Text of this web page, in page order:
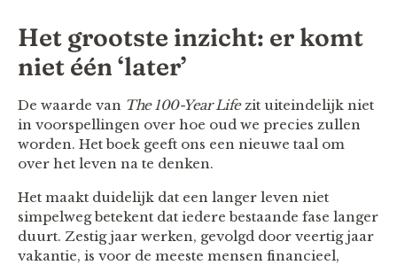
Het grootste inzicht: er komt
niet één ‘later’
De waarde van The 100-Year Lifezit uiteindelijk niet
in voorspellingen over hoe oud we precies zullen
worden. Het boek geeft ons een nieuwe taal om
over het leven na te denken.
Het maakt duidelijk dat een langer leven niet
simpelweg betekent dat iedere bestaande fase langer
duurt. Zestig jaar werken, gevolgd door veertig jaar
vakantie, is voor de meeste mensen financieel,